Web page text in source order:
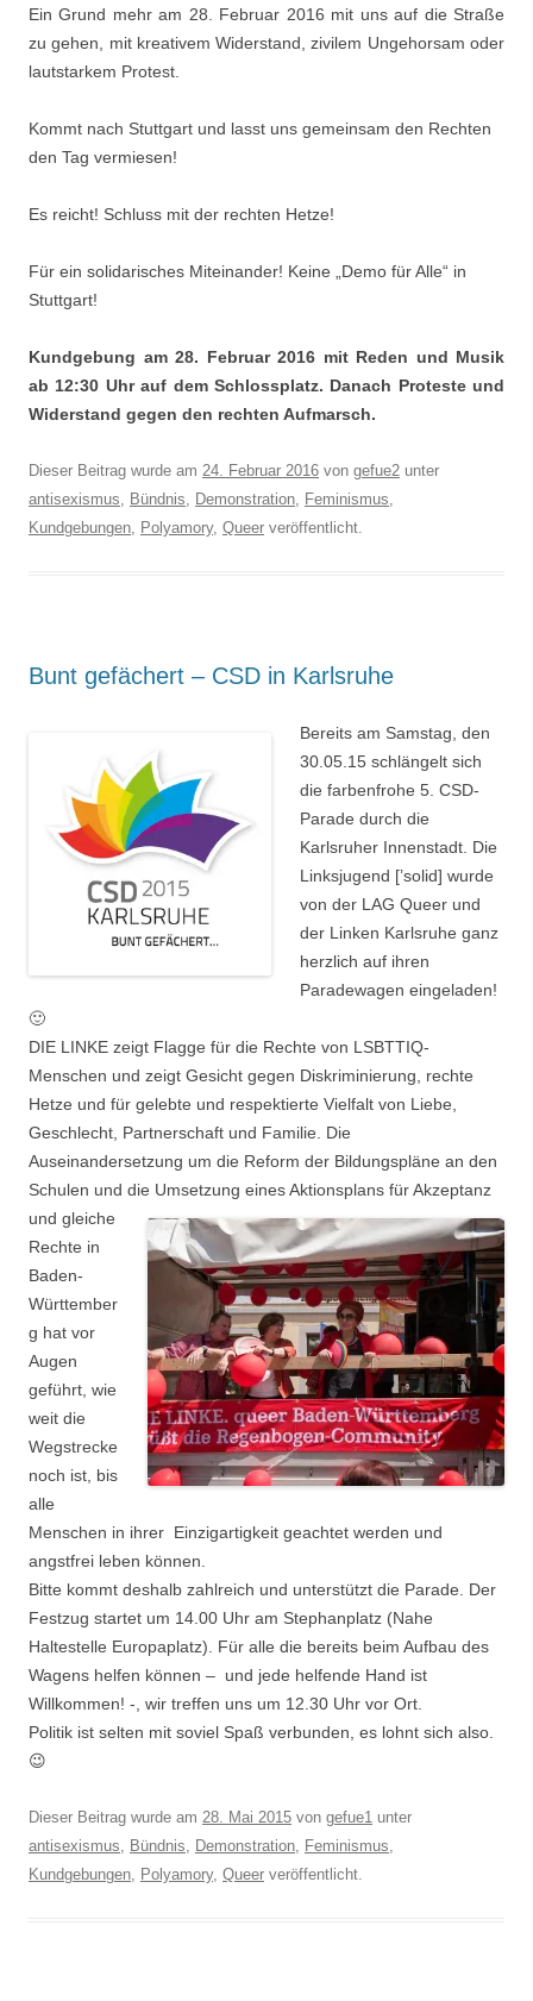
Ein Grund mehr am 28. Februar 2016 mit uns auf die Straße
zu gehen, mit kreativem Widerstand, zivilem Ungehorsam oder
lautstarkem Protest.
Kommt nach Stuttgart und lasst uns gemeinsam den Rechten
den Tag vermiesen!
Es reicht! Schluss mit der rechten Hetze!
Für ein solidarisches Miteinander! Keine „Demo für Alle“ in
Stuttgart!
Kundgebung am 28. Februar 2016 mit Reden und Musik
ab 12:30 Uhr auf dem Schlossplatz. Danach Proteste und
Widerstand gegen den rechten Aufmarsch.
Dieser Beitrag wurde am 24. Februar 2016 von gefue2 unter
antisexismus
Bündnis Demonstration Feminismus
Kundgebungen Polyamory, Queer veröffentlicht.
Bunt gefächert – CSD in Karlsruhe
Bereits am Samstag, den
30.05.15 schlängelt sich
die farbenfrohe 5. CSD-
Parade durch die
Karlsruher Innenstadt. Die
Linksjugend [’solid] wurde
von der LAG Queer und
der Linken Karlsruhe ganz
herzlich auf ihren
Paradewagen eingeladen!
🙂
DIE LINKE zeigt Flagge für die Rechte von LSBTTIQ-
Menschen und zeigt Gesicht gegen Diskriminierung, rechte
Hetze und für gelebte und respektierte Vielfalt von Liebe,
Geschlecht, Partnerschaft und Familie. Die
Auseinandersetzung um die Reform der Bildungspläne an den
Schulen und die Umsetzung eines Aktionsplans für Akzeptanz
und gleiche
Rechte in
Baden-
Württember
g hat vor
Augen
geführt, wie
weit die
Wegstrecke
noch ist, bis
alle
Menschen in ihrer Einzigartigkeit geachtet werden und
angstfrei leben können.
Bitte kommt deshalb zahlreich und unterstützt die Parade. Der
Festzug startet um 14.00 Uhr am Stephanplatz (Nahe
Haltestelle Europaplatz). Für alle die bereits beim Aufbau des
Wagens helfen können – und jede helfende Hand ist
Willkommen! -, wir treffen uns um 12.30 Uhr vor Ort.
Politik ist selten mit soviel Spaß verbunden, es lohnt sich also.
😉
Dieser Beitrag wurde am 28. Mai 2015 von gefue1 unter
antisexismus
Bündnis Demonstration Feminismus
Kundgebungen Polyamory, Queer veröffentlicht.